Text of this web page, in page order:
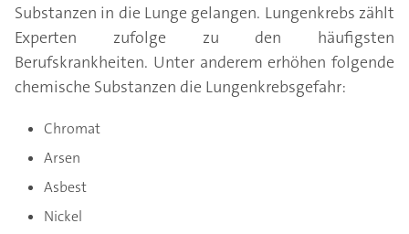
Substanzen in die Lunge gelangen. Lungenkrebs zählt
Experten zufolge zu den häufigsten
Berufskrankheiten. Unter anderem erhöhen folgende
chemische Substanzen die Lungenkrebsgefahr:
Chromat
Arsen
Asbest
Nickel